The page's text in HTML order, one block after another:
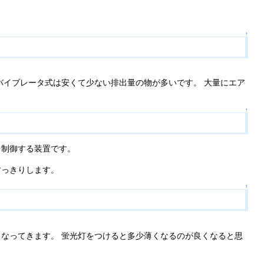
↑
ブレータ式は安くて少ない排出量の物が多いです。 大量にエア
↑
御する装置です。
きりします。
↑
ってきます。 蛍光灯をつけると多少薄くなるのが良くなると思